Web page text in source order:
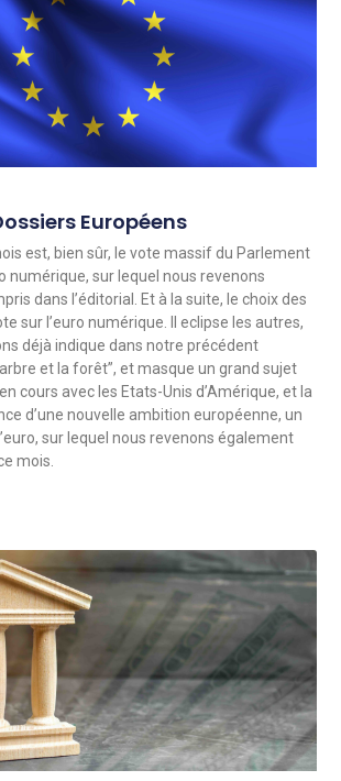
Européens
est, bien sûr, le vote massif du Parlement
numérique, sur lequel nous revenons
dans l’éditorial. Et à la suite, le choix des
sur l’euro numérique. Il eclipse les autres,
déjà indique dans notre précédent
et la forêt”, et masque un grand sujet
cours avec les Etats-Unis d’Amérique, et la
d’une nouvelle ambition européenne, un
sur lequel nous revenons également
mois.